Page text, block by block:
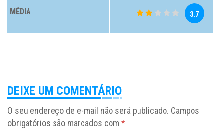
MÉDIA 3.7
DEIXE UM COMENTÁRIO
O seu endereço de e-mail não será publicado. Campos
obrigatórios são marcados com *